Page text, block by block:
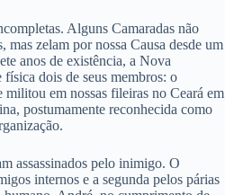
Alguns Camaradas não
mas zelam por nossa Causa desde um
anos de existência, a Nova
dois de seus membros: o
em nossas fileiras no Ceará em
postumamente reconhecida como
assassinados pelo inimigo. O
internos e a segunda pelos párias